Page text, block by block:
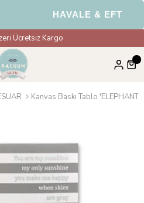
HAVALE & EFT
Ücretsiz Kargo
Kanvas Baskı Tablo 'ELEPHANT'